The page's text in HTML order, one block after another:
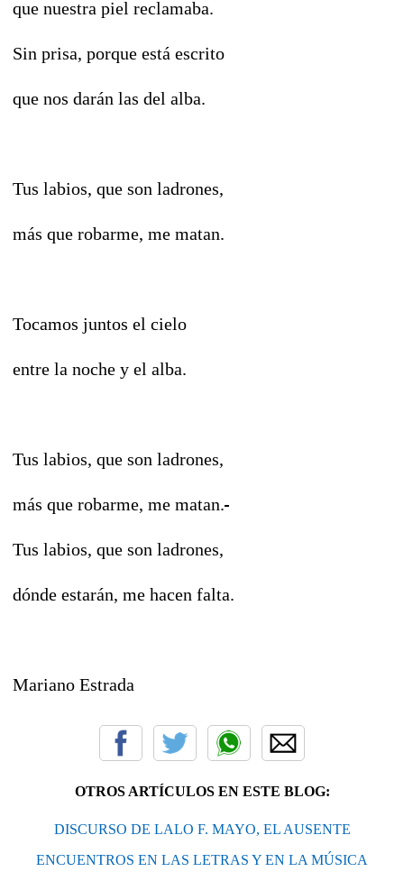
que nuestra piel reclamaba.
Sin prisa, porque está escrito
que nos darán las del alba.
Tus labios, que son ladrones,
más que robarme, me matan.
Tocamos juntos el cielo
entre la noche y el alba.
Tus labios, que son ladrones,
más que robarme, me matan.
Tus labios, que son ladrones,
dónde estarán, me hacen falta.
Mariano Estrada
OTROS ARTÍCULOS EN ESTE BLOG:
DISCURSO DE LALO F. MAYO, EL AUSENTE
ENCUENTROS EN LAS LETRAS Y EN LA MÚSICA